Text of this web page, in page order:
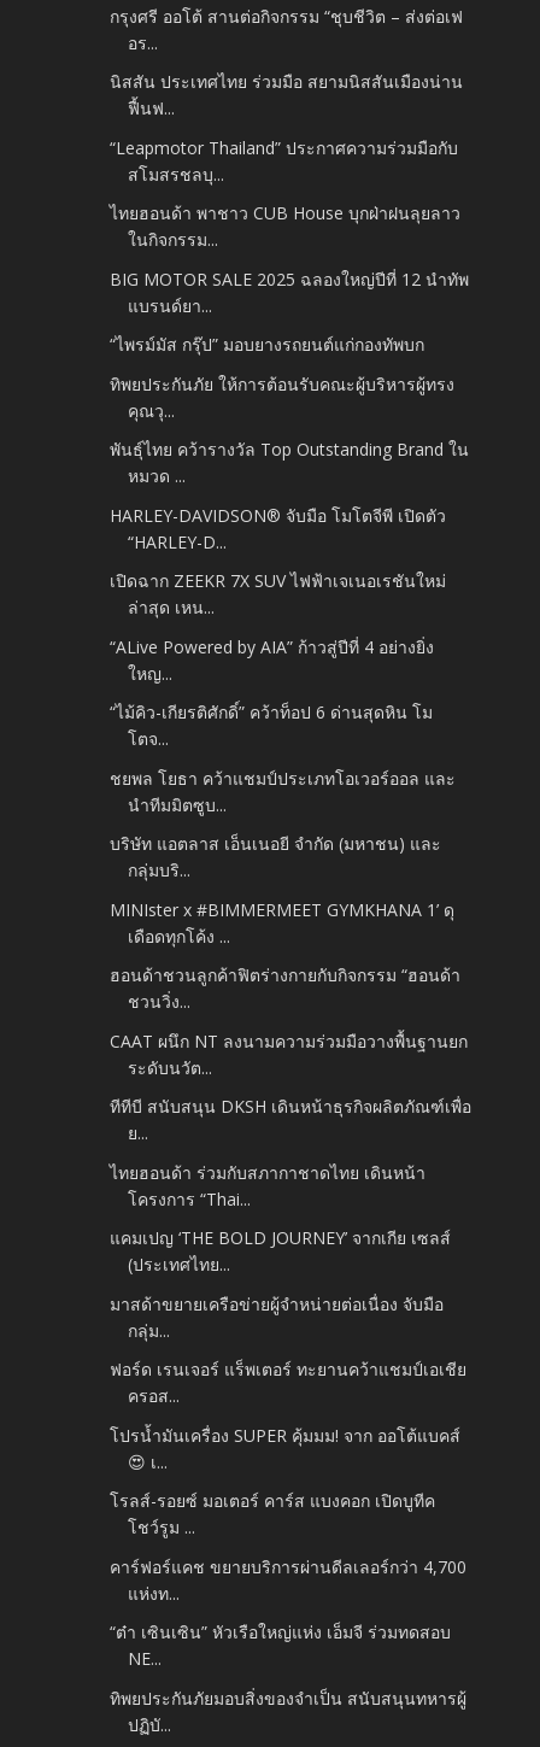
กรุงศรี ออโต้ สานต่อกิจกรรม “ชุบชีวิต – ส่งต่อเฟ
อร...
นิสสัน ประเทศไทย ร่วมมือ สยามนิสสันเมืองน่าน
ฟื้นฟ...
“Leapmotor Thailand” ประกาศความร่วมมือกับ
สโมสรชลบุ...
ไทยฮอนด้า พาชาว CUB House บุกฝ่าฝนลุยลาว
ในกิจกรรม...
BIG MOTOR SALE 2025 ฉลองใหญ่ปีที่ 12 นำทัพ
แบรนด์ยา...
“ไพรม์มัส กรุ๊ป” มอบยางรถยนต์แก่กองทัพบก
ทิพยประกันภัย ให้การต้อนรับคณะผู้บริหารผู้ทรง
คุณวุ...
พันธุ์ไทย คว้ารางวัล Top Outstanding Brand ใน
หมวด ...
HARLEY-DAVIDSON® จับมือ โมโตจีพี เปิดตัว
“HARLEY-D...
เปิดฉาก ZEEKR 7X SUV ไฟฟ้าเจเนอเรชันใหม่
ล่าสุด เหน...
“ALive Powered by AIA” ก้าวสู่ปีที่ 4 อย่างยิ่ง
ใหญ...
“ไม้คิว-เกียรติศักดิ์” คว้าท็อป 6 ด่านสุดหิน โม
โตจ...
ชยพล โยธา คว้าแชมป์ประเภทโอเวอร์ออล และ
นำทีมมิตซูบ...
บริษัท แอตลาส เอ็นเนอยี จำกัด (มหาชน) และ
กลุ่มบริ...
MINIster x #BIMMERMEET GYMKHANA 1’ ดุ
เดือดทุกโค้ง ...
ฮอนด้าชวนลูกค้าฟิตร่างกายกับกิจกรรม “ฮอนด้า
ชวนวิ่ง...
CAAT ผนึก NT ลงนามความร่วมมือวางพื้นฐานยก
ระดับนวัต...
ทีทีบี สนับสนุน DKSH เดินหน้าธุรกิจผลิตภัณฑ์เพื่อ
ย...
ไทยฮอนด้า ร่วมกับสภากาชาดไทย เดินหน้า
โครงการ “Thai...
แคมเปญ ‘THE BOLD JOURNEY’ จากเกีย เซลส์
(ประเทศไทย...
มาสด้าขยายเครือข่ายผู้จำหน่ายต่อเนื่อง จับมือ
กลุ่ม...
ฟอร์ด เรนเจอร์ แร็พเตอร์ ทะยานคว้าแชมป์เอเชีย
ครอส...
โปรน้ำมันเครื่อง SUPER คุ้มมม! จาก ออโต้แบคส์
😍 เ...
โรลส์-รอยซ์ มอเตอร์ คาร์ส แบงคอก เปิดบูทีค
โชว์รูม ...
คาร์ฟอร์แคช ขยายบริการผ่านดีลเลอร์กว่า 4,700
แห่งท...
“ต๋า เซินเซิน” หัวเรือใหญ่แห่ง เอ็มจี ร่วมทดสอบ
NE...
ทิพยประกันภัยมอบสิ่งของจำเป็น สนับสนุนทหารผู้
ปฏิบั...